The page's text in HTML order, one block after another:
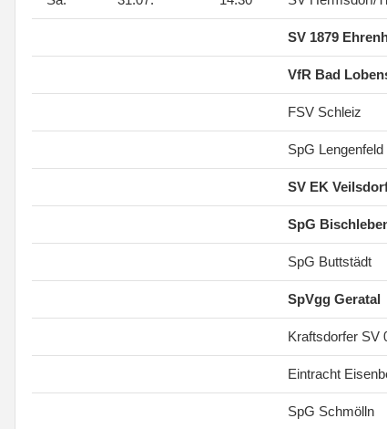
SV 1879
VfR Bad
FSV Schleiz
SpG Lengenfeld
SV EK
SpG
SpG Buttstädt
SpVgg Geratal
Kraftsdorfer SV
Eintracht
SpG Schmölln